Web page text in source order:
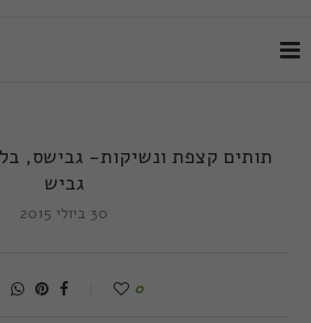
תותים קצפת ונשיקות- גבישס,
גביש
30 ביולי 2015
0